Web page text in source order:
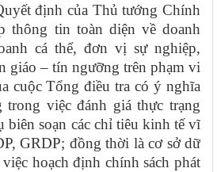
định của Thủ tướng Chính
thông tin toàn diện về doanh
cá thể, đơn vị sự nghiệp,
giáo – tín ngưỡng trên phạm vi
cuộc Tổng điều tra có ý nghĩa
trong việc đánh giá thực trạng
biên soạn các chỉ tiêu kinh tế vĩ
GRDP; đồng thời là cơ sở dữ
hoạch định chính sách phát